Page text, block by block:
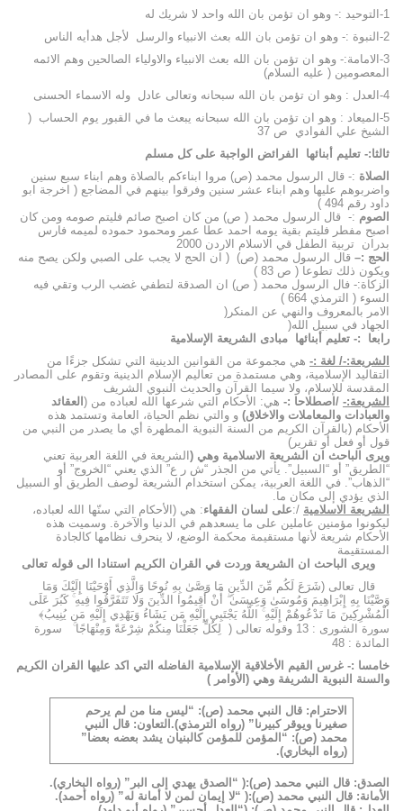
1-التوحيد :- وهو ان تؤمن بان الله واحد لا شريك له
2-النبوة :- وهو ان تؤمن بان الله بعث الانبياء والرسل لأجل هدأيه الناس
3-الامامة:- وهو ان تؤمن بان الله بعث الانبياء والاولياء الصالحين وهم الائمه
المعصومين ( عليه السلام)
4-العدل : وهو ان تؤمن بان الله سبحانه وتعالى عادل وله الاسماء الحسنى
5-الميعاد : وهو ان تؤمن بان الله سبحانه يبعث ما في القبور يوم الحساب (
الشيخ علي الفوادي ص 37
ثالثا:- تعليم أبنائها الفرائض الواجبة على كل مسلم
الصلاة :- قال الرسول محمد (ص) مروا ابناءكم بالصلاة وهم ابناء سبع سنين
واضربوهم عليها وهم ابناء عشر سنين وفرقوا بينهم في المضاجع ( اخرجة ابو
داود رقم 494 )
الصوم :- قال الرسول محمد ( ص) من كان اصبح صائم فليتم صومه ومن كان
اصبح مفطر فليتم بقية يومه احمد عطا عمر ومحمود حموده لميمه فارس
بدران تربية الطفل قي الاسلام الاردن 2000
الحج :– قال الرسول محمد (ص) ( ان الحج لا يجب على الصبي ولكن يصح منه
ويكون ذلك تطوعا ( ص 83 )
الزكاة:- فال الرسول محمد ( ص) ان الصدقة لتطفي غضب الرب وتقي فيه
السوء ( الترمذي 664 )
الامر بالمعروف والنهي عن المنكر(
الجهاد في سبيل الله(
رابعا :- تعليم أبنائها مبادى الشريعة الإسلامية
الشريعة:-/ لغة :- هي مجموعة من القوانين الدينية التي تشكل جزءًا من
التقاليد الإسلامية، وهي مستمدة من تعاليم الإسلام الدينية وتقوم على المصادر
المقدسة للإسلام، ولا سيما القرآن والحديث النبوي الشريف
الشريعة:- /اصطلاحا :- هي: الأحكام التي شرعها الله لعباده من ( العقائد
والعبادات والمعاملات والاخلاق) و والتي نظم الحياة، العامة وتستمد هذه
الأحكام (بالقرآن الكريم من السنة النبوية المطهرة أي ما يصدر من النبي من
قول أو فعل أو تقرير)
ويرى الباحث ان الشريعة الاسلامية وهي ( الشريعة في اللغة العربية تعني
“الطريق” أو “السبيل”. يأتي من الجذر “ش ر ع” الذي يعني “الخروج” أو
“الذهاب”. في اللغة العربية، يمكن استخدام الشريعة لوصف الطريق أو السبيل
الذي يؤدي إلى مكان ما.
الشريعة الاسلامية /:على لسان الفقهاء: هي (الأحكام التي سنّها الله لعباده،
ليكونوا مؤمنين عاملين على ما يسعدهم في الدنيا والآخرة. وسميت هذه
الأحكام شريعة لأنها مستقيمة محكمة الوضع، لا ينحرف نظامها كالجادة
المستقيمة
ويرى الباحث ان الشريعة وردت في القران الكريم استنادا الى قوله تعالى
قال تعالى (شَرَعَ لَكُم مِّنَ الدِّينِ مَا وَصَّىٰ بِهِ نُوحًا وَالَّذِي أَوْحَيْنَا إِلَيْكَ وَمَا
وَصَّيْنَا بِهِ إِبْرَاهِيمَ وَمُوسَىٰ وَعِيسَىٰ ۖ أَنْ أَقِيمُوا الدِّينَ وَلَا تَتَفَرَّقُوا فِيهِ ۚ كَبُرَ عَلَى
الْمُشْرِكِينَ مَا تَدْعُوهُمْ إِلَيْهِ ۚ اللَّهُ يَجْتَبِي إِلَيْهِ مَن يَشَاءُ وَيَهْدِي إِلَيْهِ مَن يُنِيبُ﴾
سورة الشورى : 13 وقوله تعالى ( لِكُلٍّ جَعَلْنَا مِنكُمْ شِرْعَةً وَمِنْهَاجًا ۚ سورة
المائدة : 48
خامسا :- غرس القيم الأخلاقية الإسلامية الفاضله التي اكد عليها القران الكريم
والسنة النبوية الشريفة وهي (الأوامر )
الاحترام: قال النبي محمد (ص): “ليس منا من لم يرحم
صغيرنا ويوقر كبيرنا” (رواه الترمذي). التعاون: قال النبي
محمد (ص): “ المؤمن للمؤمن كالبنيان يشد بعضه بعضا”
(رواه البخاري).
الصدق: قال النبي محمد (ص):( “ الصدق يهدي إلى البر” (رواه البخاري).
الأمانة: قال النبي محمد (ص):( “لا إيمان لمن لا أمانة له” (رواه أحمد).